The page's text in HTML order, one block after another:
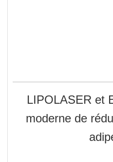
LIPOLASER et
moderne de